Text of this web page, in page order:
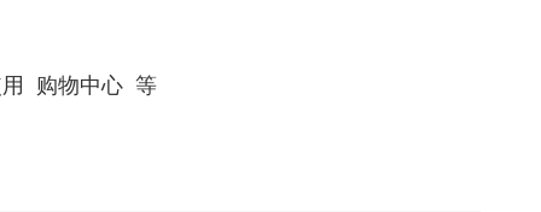
用 购物中心 等